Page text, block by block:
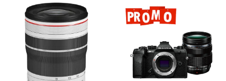
Alimentatoare 220V
Cabluri
Carcase de tip Cage, pentru
integrare in sisteme video
complexe
Curatare Senzor